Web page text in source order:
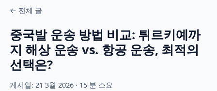
← 전체 글
중국발 운송 방법 비교: 튀르키예까
지 해상 운송 vs. 항공 운송, 최적의
선택은?
게시일: 21 3월 2026 · 15 분 소요